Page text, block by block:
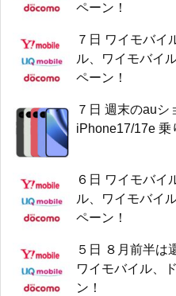
ペーン！
７日 ワイモバイ
ル、ワイモバイ
ペーン！
７日 週末のauシ
iPhone17/17e 乗
６日 ワイモバイ
ル、ワイモバイ
ペーン！
５日 ８月前半は
ワイモバイル、
ン！